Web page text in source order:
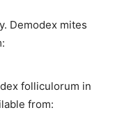
Demodex mites
folliculorum in
from: